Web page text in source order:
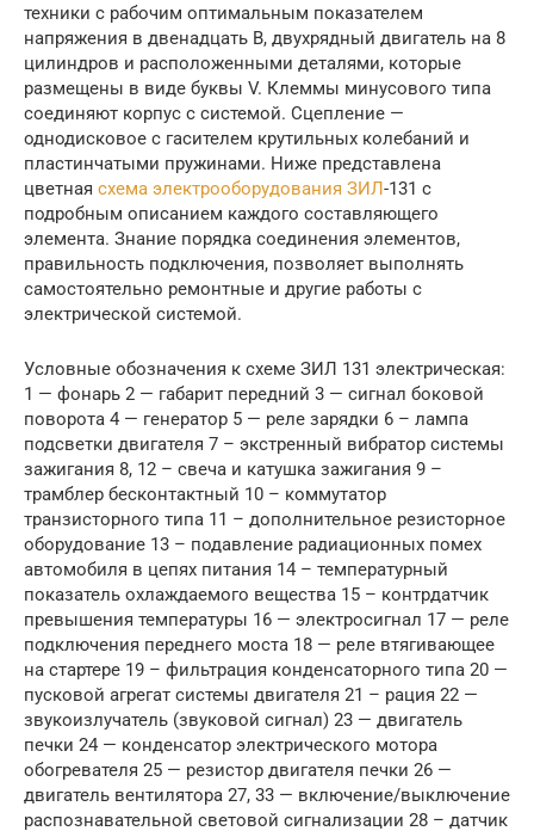
техники с рабочим оптимальным показателем
напряжения в двенадцать В, двухрядный двигатель на 8
цилиндров и расположенными деталями, которые
размещены в виде буквы V. Клеммы минусового типа
соединяют корпус с системой. Сцепление —
однодисковое с гасителем крутильных колебаний и
пластинчатыми пружинами. Ниже представлена
цветная схема электрооборудования ЗИЛ-131 с
подробным описанием каждого составляющего
элемента. Знание порядка соединения элементов,
правильность подключения, позволяет выполнять
самостоятельно ремонтные и другие работы с
электрической системой.
Условные обозначения к схеме ЗИЛ 131 электрическая:
1 — фонарь 2 — габарит передний 3 — сигнал боковой
поворота 4 — генератор 5 — реле зарядки 6 – лампа
подсветки двигателя 7 – экстренный вибратор системы
зажигания 8, 12 – свеча и катушка зажигания 9 –
трамблер бесконтактный 10 – коммутатор
транзисторного типа 11 – дополнительное резисторное
оборудование 13 – подавление радиационных помех
автомобиля в цепях питания 14 – температурный
показатель охлаждаемого вещества 15 – контрдатчик
превышения температуры 16 — электросигнал 17 — реле
подключения переднего моста 18 — реле втягивающее
на стартере 19 – фильтрация конденсаторного типа 20 —
пусковой агрегат системы двигателя 21 – рация 22 —
звукоизлучатель (звуковой сигнал) 23 — двигатель
печки 24 — конденсатор электрического мотора
обогревателя 25 — резистор двигателя печки 26 —
двигатель вентилятора 27, 33 — включение/выключение
распознавательной световой сигнализации 28 – датчик